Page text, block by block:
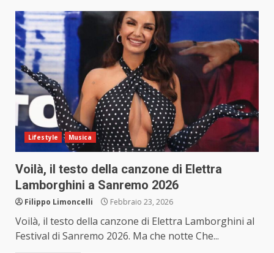
Lifestyle Musica
Voilà, il testo della canzone di Elettra
Lamborghini a Sanremo 2026
Filippo Limoncelli Febbraio 23, 2026
Voilà, il testo della canzone di Elettra Lamborghini al
Festival di Sanremo 2026. Ma che notte Che...